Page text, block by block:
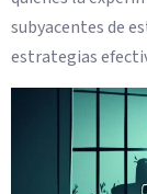
subyacentes de
estrategias